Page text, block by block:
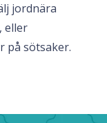
jordnära
eller
på sötsaker.